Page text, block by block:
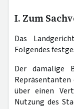
I. Zum
Das
Folgendes
Der damalige
über einen
Nutzung des